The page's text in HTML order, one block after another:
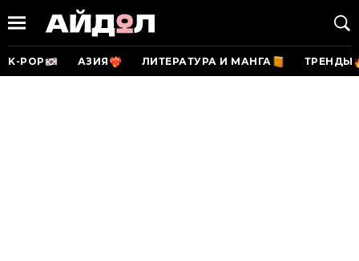
K-POP АЗИЯ ЛИТЕРАТУРА И МАНГА ТРЕНДЫ